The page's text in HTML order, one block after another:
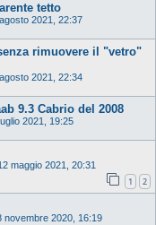
tetto
2021, 22:37
rimuovere il "vetro"
2021, 22:34
9.3 Cabrio del 2008
2021, 19:25
maggio 2021, 20:31
1 2
novembre 2020, 16:19